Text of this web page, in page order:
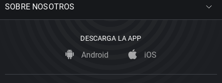
SOBRE NOSOTROS
DESCARGA LA APP
Android iOS